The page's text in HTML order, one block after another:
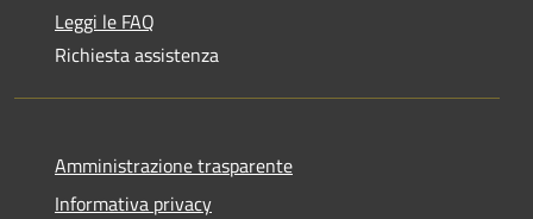
Leggi le FAQ
Richiesta assistenza
Amministrazione trasparente
Informativa privacy